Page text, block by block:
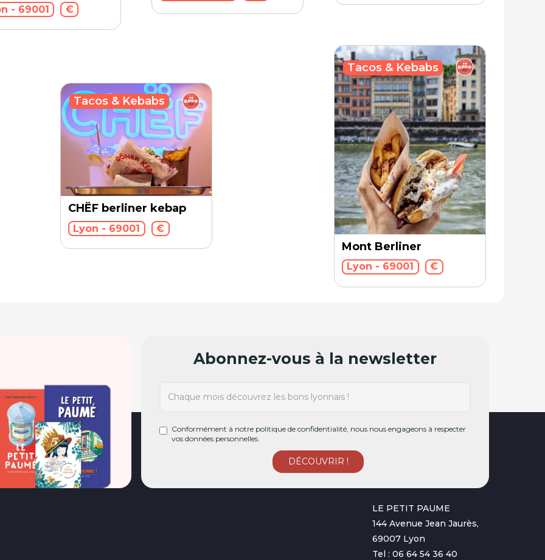
- 69001 €
CHËF berliner kebap
Lyon - 69001 €
Tacos & Kebabs
Mont Berliner
Lyon - 69001 €
Tacos & Kebabs
Abonnez-vous à la newsletter
Conformément à notre politique de confidentialité, nous nous engageons à respecter
vos données personnelles.
LE PETIT PAUME
144 Avenue Jean Jaurès,
69007 Lyon
Tel : 06 64 54 36 40